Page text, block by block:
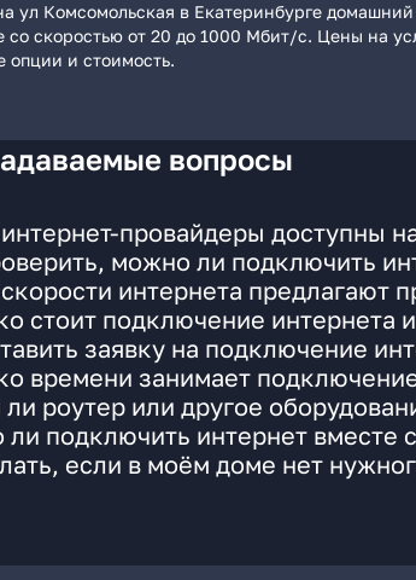
ул Комсомольская в Екатеринбурге
со скоростью от 20 до 1000 Мбит/с. Цены на
опции и стоимость.
вопросы
провайдеры доступны
можно ли подключить
интернета предлагают
стоит подключение интернета
заявку на подключение
времени занимает
роутер или другое
подключить интернет вместе
если в моём доме нет